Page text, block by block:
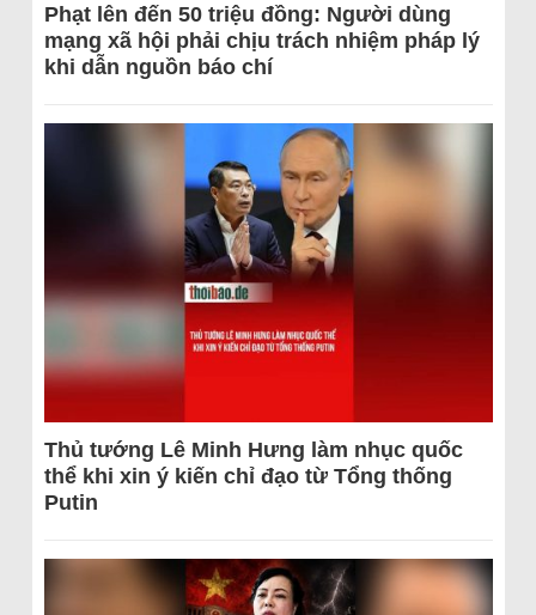
Phạt lên đến 50 triệu đồng: Người dùng
mạng xã hội phải chịu trách nhiệm pháp lý
khi dẫn nguồn báo chí
Thủ tướng Lê Minh Hưng làm nhục quốc
thể khi xin ý kiến chỉ đạo từ Tổng thống
Putin